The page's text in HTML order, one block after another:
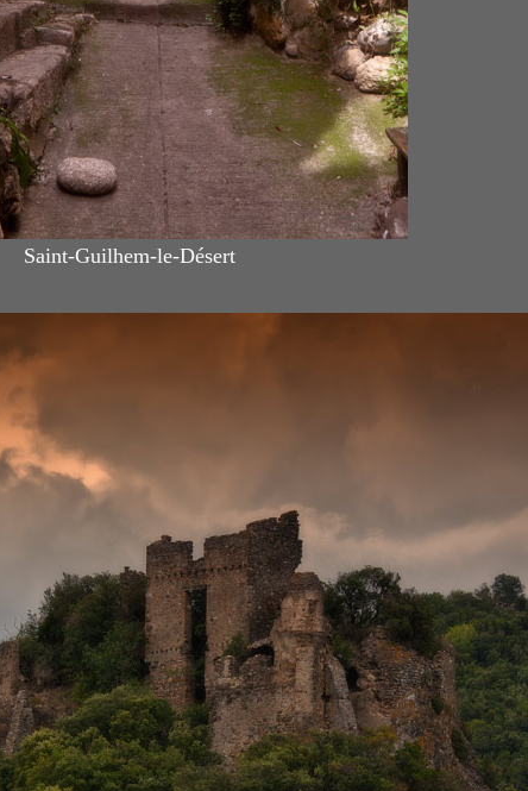
Saint-Guilhem-le-Désert